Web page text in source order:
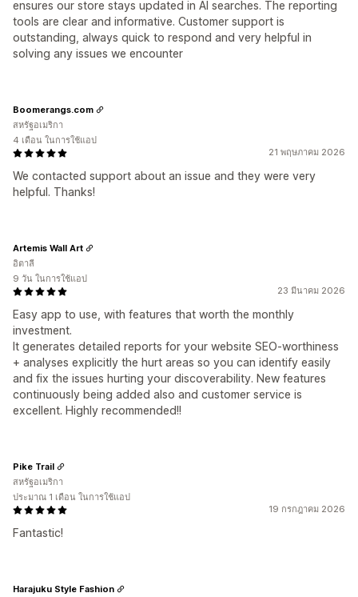
ensures our store stays updated in AI searches. The reporting
tools are clear and informative. Customer support is
outstanding, always quick to respond and very helpful in
solving any issues we encounter
21 พฤษภาคม 2026
We contacted support about an issue and they were very
helpful. Thanks!
Boomerangs.com
สหรัฐอเมริกา
4 เดือน ในการใช้แอป
23 มีนาคม 2026
Easy app to use, with features that worth the monthly
investment.
It generates detailed reports for your website SEO-worthiness
+ analyses explicitly the hurt areas so you can identify easily
and fix the issues hurting your discoverability. New features
continuously being added also and customer service is
excellent. Highly recommended!!
Artemis Wall Art
อิตาลี
9 วัน ในการใช้แอป
19 กรกฎาคม 2026
Fantastic!
Pike Trail
สหรัฐอเมริกา
ประมาณ 1 เดือน ในการใช้แอป
Harajuku Style Fashion